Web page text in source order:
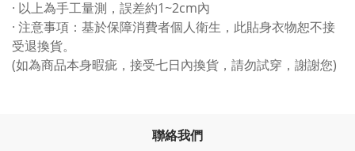
· 以上為手工量測，誤差約1~2cm內
· 注意事項：基於保障消費者個人衛生，此貼身衣物恕不接
受退換貨。
(如為商品本身暇疵，接受七日內換貨，請勿試穿，謝謝您)
聯絡我們